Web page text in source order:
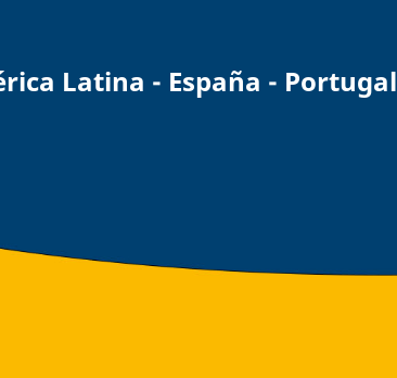
Latina - España - Portugal